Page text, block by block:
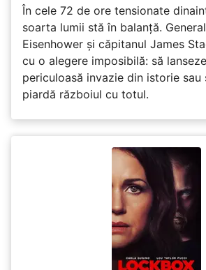
În cele 72 de ore tensionate
soarta lumii stă în balanță.
Eisenhower și căpitanul James
cu o alegere imposibilă: să
periculoasă invazie din istorie sau
piardă războiul cu totul.